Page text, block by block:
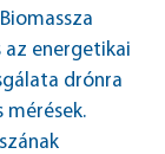
az energetikai
drónra